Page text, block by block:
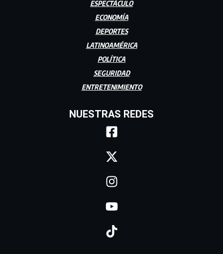
ESPECTÁCULO
ECONOMÍA
DEPORTES
LATINOAMÉRICA
POLÍTICA
SEGURIDAD
ENTRETENIMIENTO
NUESTRAS REDES